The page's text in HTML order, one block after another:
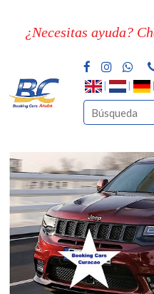
¿Necesitas ayuda?